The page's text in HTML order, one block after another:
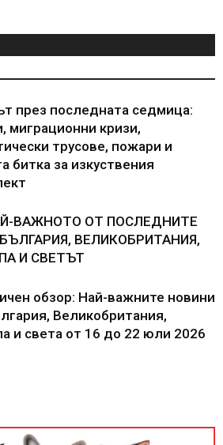
през последната седмица:
миграционни кризи,
трусове, пожари и
битка за изкуствения
ВАЖНОТО ОТ ПОСЛЕДНИТЕ
ВЕЛИКОБРИТАНИЯ,
И СВЕТЪТ
обзор: Най-важните новини
Великобритания,
и света от 16 до 22 юли 2026